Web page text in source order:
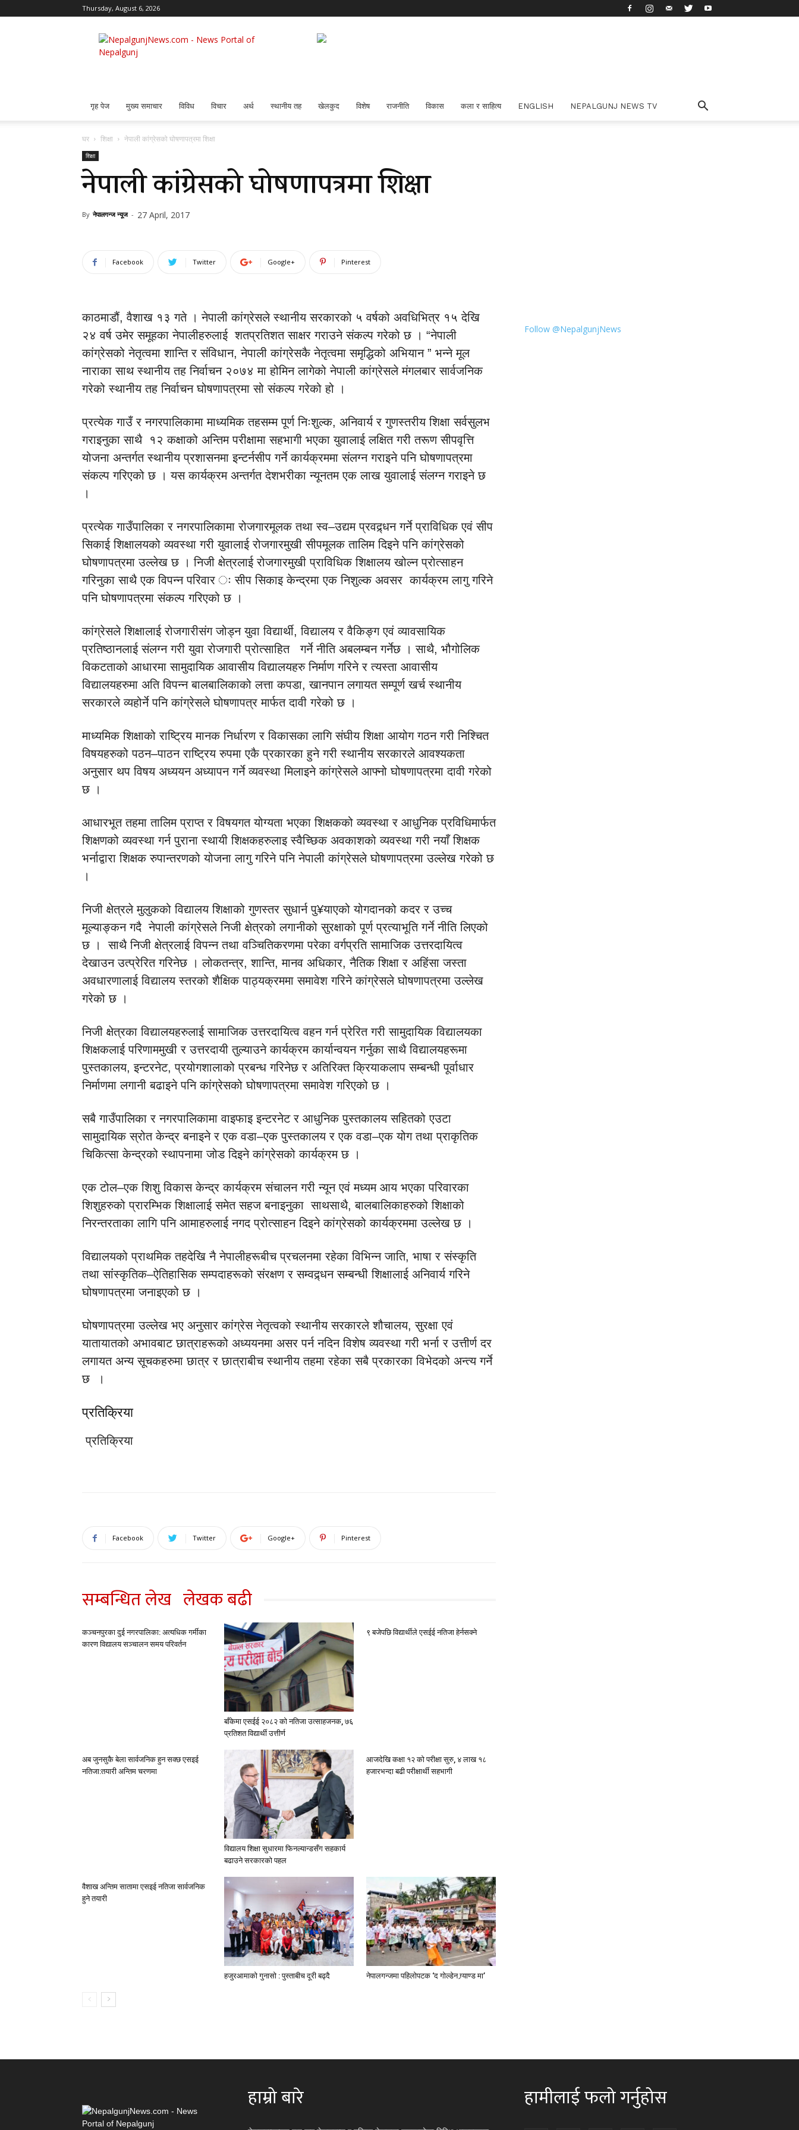
Thursday, August 6, 2026
Nepalgunj
News
गृह पेज मुख्य समाचार विविध विचार अर्थ स्थानीय तह खेलकुद विशेष राजनीति विकास कला र साहित्य ENGLISH NEPALGUNJ NEWS TV
घर शिक्षा नेपाली कांग्रेसको घोषणापत्रमा शिक्षा
शिक्षा
नेपाली कांग्रेसको घोषणापत्रमा शिक्षा
By नेपालगन्ज न्यूज - 27 April, 2017
Facebook Twitter Google+ Pinterest
काठमाडौं, वैशाख १३ गते । नेपाली कांग्रेसले स्थानीय सरकारको ५ वर्षको अवधिभित्र १५ देखि
२४ वर्ष उमेर समूहका नेपालीहरुलाई शतप्रतिशत साक्षर गराउने संकल्प गरेको छ । “नेपाली
कांग्रेसको नेतृत्वमा शान्ति र संविधान, नेपाली कांग्रेसकै नेतृत्वमा समृद्धिको अभियान ” भन्ने मूल
नाराका साथ स्थानीय तह निर्वाचन २०७४ मा होमिन लागेको नेपाली कांग्रेसले मंगलबार सार्वजनिक
गरेको स्थानीय तह निर्वाचन घोषणापत्रमा सो संकल्प गरेको हो ।
प्रत्येक गाउँ र नगरपालिकामा माध्यमिक तहसम्म पूर्ण निःशुल्क, अनिवार्य र गुणस्तरीय शिक्षा सर्वसुलभ
गराइनुका साथै १२ कक्षाको अन्तिम परीक्षामा सहभागी भएका युवालाई लक्षित गरी तरूण सीपवृत्ति
योजना अन्तर्गत स्थानीय प्रशासनमा इन्टर्नसीप गर्ने कार्यक्रममा संलग्न गराइने पनि घोषणापत्रमा
संकल्प गरिएको छ । यस कार्यक्रम अन्तर्गत देशभरीका न्यूनतम एक लाख युवालाई संलग्न गराइने छ
।
प्रत्येक गाउँपालिका र नगरपालिकामा रोजगारमूलक तथा स्व–उद्यम प्रवद्र्धन गर्ने प्राविधिक एवं सीप
सिकाई शिक्षालयको व्यवस्था गरी युवालाई रोजगारमुखी सीपमूलक तालिम दिइने पनि कांग्रेसको
घोषणापत्रमा उल्लेख छ । निजी क्षेत्रलाई रोजगारमुखी प्राविधिक शिक्षालय खोल्न प्रोत्साहन
गरिनुका साथै एक विपन्न परिवार ः सीप सिकाइ केन्द्रमा एक निशुल्क अवसर कार्यक्रम लागु गरिने
पनि घोषणापत्रमा संकल्प गरिएको छ ।
कांग्रेसले शिक्षालाई रोजगारीसंग जोड्न युवा विद्यार्थी, विद्यालय र वैकिङ्ग एवं व्यावसायिक
प्रतिष्ठानलाई संलग्न गरी युवा रोजगारी प्रोत्साहित गर्ने नीति अबलम्बन गर्नेछ । साथै, भौगोलिक
विकटताको आधारमा सामुदायिक आवासीय विद्यालयहरु निर्माण गरिने र त्यस्ता आवासीय
विद्यालयहरुमा अति विपन्न बालबालिकाको लत्ता कपडा, खानपान लगायत सम्पूर्ण खर्च स्थानीय
सरकारले व्यहोर्ने पनि कांग्रेसले घोषणापत्र मार्फत दावी गरेको छ ।
माध्यमिक शिक्षाको राष्ट्रिय मानक निर्धारण र विकासका लागि संघीय शिक्षा आयोग गठन गरी निश्चित
विषयहरुको पठन–पाठन राष्ट्रिय रुपमा एकै प्रकारका हुने गरी स्थानीय सरकारले आवश्यकता
अनुसार थप विषय अध्ययन अध्यापन गर्ने व्यवस्था मिलाइने कांग्रेसले आफ्नो घोषणापत्रमा दावी गरेको
छ ।
आधारभूत तहमा तालिम प्राप्त र विषयगत योग्यता भएका शिक्षकको व्यवस्था र आधुनिक प्रविधिमार्फत
शिक्षणको व्यवस्था गर्न पुराना स्थायी शिक्षकहरुलाइ स्वैच्छिक अवकाशको व्यवस्था गरी नयाँ शिक्षक
भर्नाद्वारा शिक्षक रुपान्तरणको योजना लागु गरिने पनि नेपाली कांग्रेसले घोषणापत्रमा उल्लेख गरेको छ
।
निजी क्षेत्रले मुलुकको विद्यालय शिक्षाको गुणस्तर सुधार्न पु¥याएको योगदानको कदर र उच्च
मूल्याङ्कन गदै नेपाली कांग्रेसले निजी क्षेत्रको लगानीको सुरक्षाको पूर्ण प्रत्याभूति गर्ने नीति लिएको
छ । साथै निजी क्षेत्रलाई विपन्न तथा वञ्चितिकरणमा परेका वर्गप्रति सामाजिक उत्तरदायित्व
देखाउन उत्प्रेरित गरिनेछ । लोकतन्त्र, शान्ति, मानव अधिकार, नैतिक शिक्षा र अहिंसा जस्ता
अवधारणालाई विद्यालय स्तरको शैक्षिक पाठ्यक्रममा समावेश गरिने कांग्रेसले घोषणापत्रमा उल्लेख
गरेको छ ।
निजी क्षेत्रका विद्यालयहरुलाई सामाजिक उत्तरदायित्व वहन गर्न प्रेरित गरी सामुदायिक विद्यालयका
शिक्षकलाई परिणाममुखी र उत्तरदायी तुल्याउने कार्यक्रम कार्यान्वयन गर्नुका साथै विद्यालयहरूमा
पुस्तकालय, इन्टरनेट, प्रयोगशालाको प्रबन्ध गरिनेछ र अतिरिक्त क्रियाकलाप सम्बन्धी पूर्वाधार
निर्माणमा लगानी बढाइने पनि कांग्रेसको घोषणापत्रमा समावेश गरिएको छ ।
सबै गाउँपालिका र नगरपालिकामा वाइफाइ इन्टरनेट र आधुनिक पुस्तकालय सहितको एउटा
सामुदायिक स्रोत केन्द्र बनाइने र एक वडा–एक पुस्तकालय र एक वडा–एक योग तथा प्राकृतिक
चिकित्सा केन्द्रको स्थापनामा जोड दिइने कांग्रेसको कार्यक्रम छ ।
एक टोल–एक शिशु विकास केन्द्र कार्यक्रम संचालन गरी न्यून एवं मध्यम आय भएका परिवारका
शिशुहरुको प्रारम्भिक शिक्षालाई समेत सहज बनाइनुका साथसाथै, बालबालिकाहरुको शिक्षाको
निरन्तरताका लागि पनि आमाहरुलाई नगद प्रोत्साहन दिइने कांग्रेसको कार्यक्रममा उल्लेख छ ।
विद्यालयको प्राथमिक तहदेखि नै नेपालीहरूबीच प्रचलनमा रहेका विभिन्न जाति, भाषा र संस्कृति
तथा सांंस्कृतिक–ऐतिहासिक सम्पदाहरूको संरक्षण र सम्वद्र्धन सम्बन्धी शिक्षालाई अनिवार्य गरिने
घोषणापत्रमा जनाइएको छ ।
घोषणापत्रमा उल्लेख भए अनुसार कांग्रेस नेतृत्वको स्थानीय सरकारले शौचालय, सुरक्षा एवं
यातायातको अभावबाट छात्राहरूको अध्ययनमा असर पर्न नदिन विशेष व्यवस्था गरी भर्ना र उत्तीर्ण दर
लगायत अन्य सूचकहरुमा छात्र र छात्राबीच स्थानीय तहमा रहेका सबै प्रकारका विभेदको अन्त्य गर्ने
छ ।
प्रतिक्रिया
प्रतिक्रिया
Facebook Twitter Google+ Pinterest
सम्बन्धित लेख लेखक बढी
कञ्चनपुरका दुई नगरपालिका: अत्यधिक गर्मीका
कारण विद्यालय सञ्चालन समय परिवर्तन
बाँकेमा एसईई २०८२ को नतिजा उत्साहजनक, ७६
प्रतिशत विद्यार्थी उत्तीर्ण
९ बजेपछि विद्यार्थीले एसईई नतिजा हेर्नसक्ने
अब जुनसुकै बेला सार्वजनिक हुन सक्छ एसइई
नतिजा:तयारी अन्तिम चरणमा
विद्यालय शिक्षा सुधारमा फिनल्यान्डसँग सहकार्य
बढाउने सरकारको पहल
आजदेखि कक्षा १२ को परीक्षा सुरु, ४ लाख १८
हजारभन्दा बढी परीक्षार्थी सहभागी
वैशाख अन्तिम सातामा एसइई नतिजा सार्वजनिक
हुने तयारी
हजुरआमाको गुनासो : पुस्ताबीच दूरी बढ्दै नेपालगन्जमा पहिलोपटक ‘द गोल्डेन ग्र्याण्ड मा’
Follow @NepalgunjNews
हाम्रो बारे हामीलाई फलो गर्नुहोस